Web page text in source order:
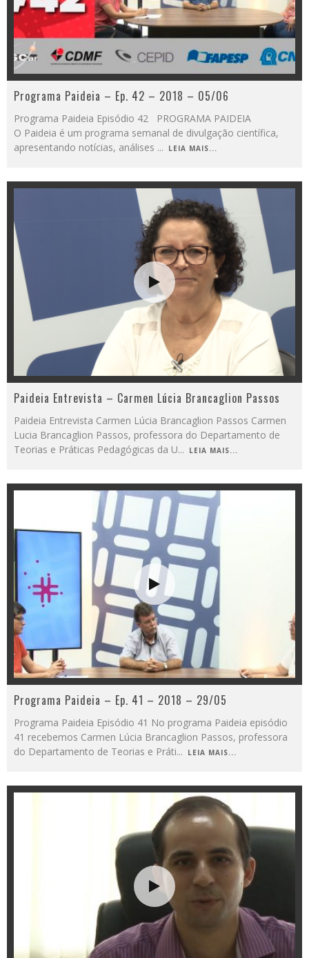
Programa Paideia – Ep. 42 – 2018 – 05/06
Programa Paideia Episódio 42 PROGRAMA PAIDEIA
O Paideia é um programa semanal de divulgação científica,
apresentando notícias, análises ... LEIA MAIS...
Paideia Entrevista – Carmen Lúcia Brancaglion Passos
Paideia Entrevista Carmen Lúcia Brancaglion Passos Carmen
Lucia Brancaglion Passos, professora do Departamento de
Teorias e Práticas Pedagógicas da U... LEIA MAIS...
Programa Paideia – Ep. 41 – 2018 – 29/05
Programa Paideia Episódio 41 No programa Paideia episódio
41 recebemos Carmen Lúcia Brancaglion Passos, professora
do Departamento de Teorias e Práti... LEIA MAIS...